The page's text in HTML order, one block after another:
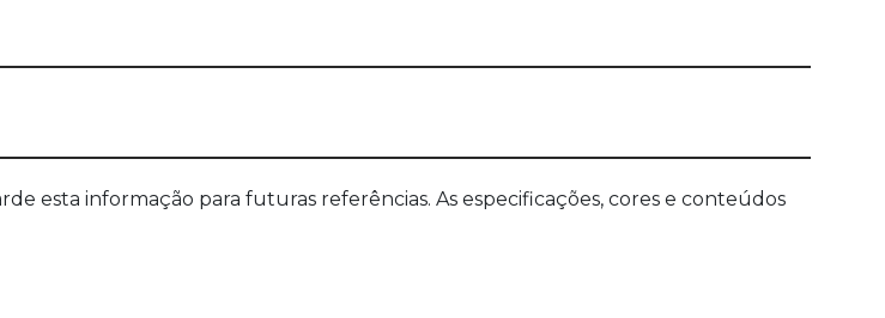
esta informação para futuras referências. As especificações, cores e conteúdos